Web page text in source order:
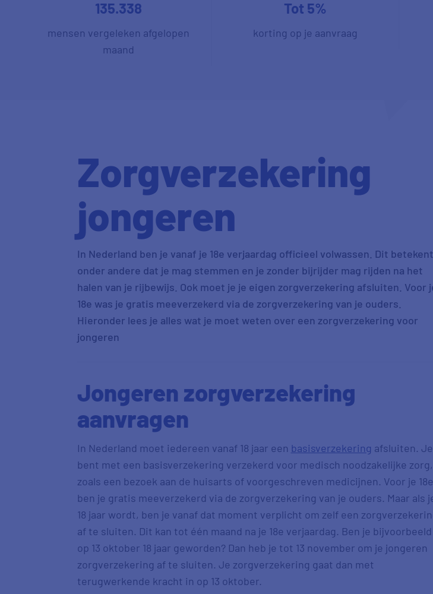
135.338
mensen vergeleken afgelopen
maand
Tot 5%
korting op je aanvraag
Zorgverzekering
jongeren
In Nederland ben je vanaf je 18e verjaardag officieel volwassen. Dit betekent
onder andere dat je mag stemmen en je zonder bijrijder mag rijden na het
halen van je rijbewijs. Ook moet je je eigen zorgverzekering afsluiten. Voor
18e was je gratis meeverzekerd via de zorgverzekering van je ouders.
Hieronder lees je alles wat je moet weten over een zorgverzekering voor
jongeren
Jongeren zorgverzekering
aanvragen
In Nederland moet iedereen vanaf 18 jaar een basisverzekering afsluiten. Je
bent met een basisverzekering verzekerd voor medisch noodzakelijke zorg,
zoals een bezoek aan de huisarts of voorgeschreven medicijnen. Voor je 18e
ben je gratis meeverzekerd via de zorgverzekering van je ouders. Maar als
18 jaar wordt, ben je vanaf dat moment verplicht om zelf een
af te sluiten. Dit kan tot één maand na je 18e verjaardag. Ben je bijvoorbeeld
op 13 oktober 18 jaar geworden? Dan heb je tot 13 november om je jongeren
zorgverzekering af te sluiten. Je zorgverzekering gaat dan met
terugwerkende kracht in op 13 oktober.